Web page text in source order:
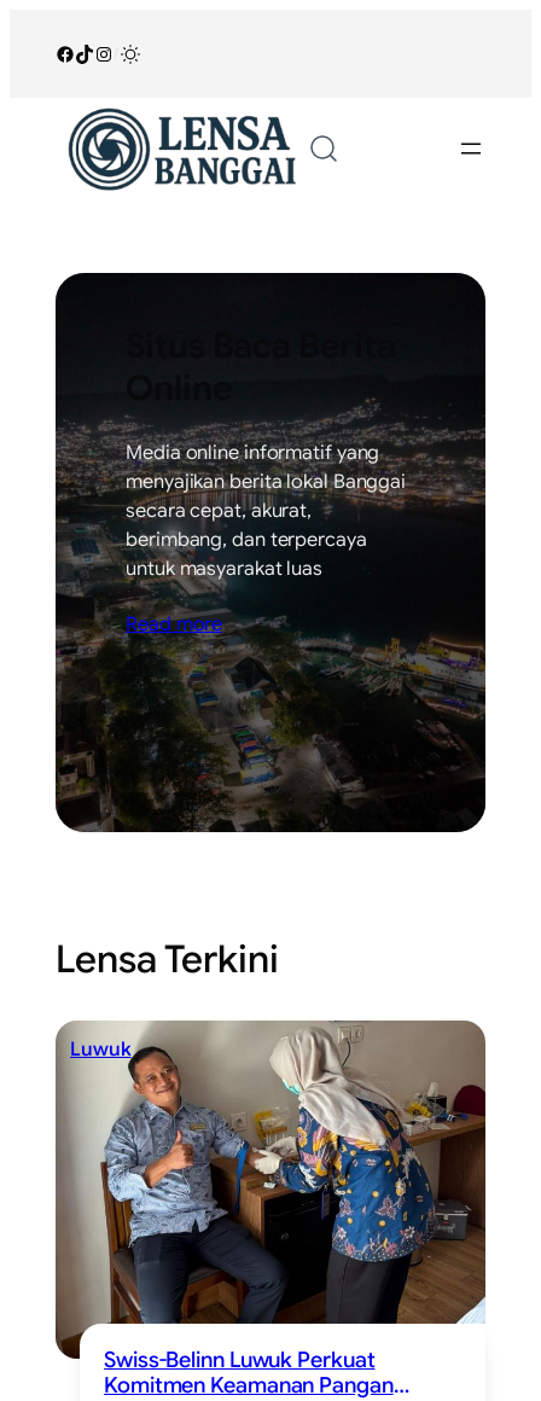
Facebook
TikTok
Instagram
Media online informatif yang
menyajikan berita lokal Banggai
secara cepat, akurat,
berimbang, dan terpercaya
untuk masyarakat luas
Read more
Lensa Terkini
Luwuk
Swiss-Belinn Luwuk Perkuat
Komitmen Keamanan Pangan